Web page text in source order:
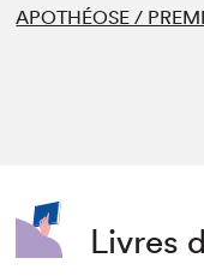
APOTHÉOSE /
Livres